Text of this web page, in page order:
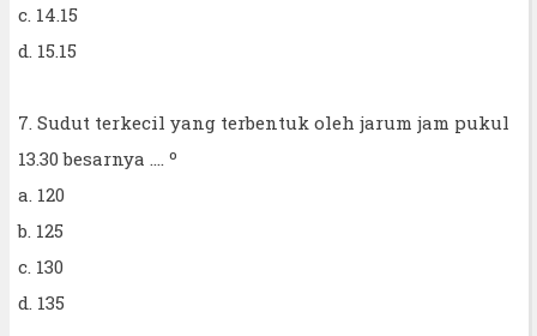
c. 14.15
d. 15.15
7. Sudut terkecil yang terbentuk oleh jarum jam pukul
13.30 besarnya .... º
a. 120
b. 125
c. 130
d. 135